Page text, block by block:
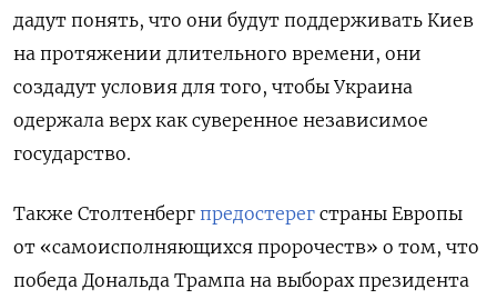
дадут понять, что они будут поддерживать Киев
на протяжении длительного времени, они
создадут условия для того, чтобы Украина
одержала верх как суверенное независимое
государство.
Также Столтенберг предостерег страны Европы
от «самоисполняющихся пророчеств» о том, что
победа Дональда Трампа на выборах президента